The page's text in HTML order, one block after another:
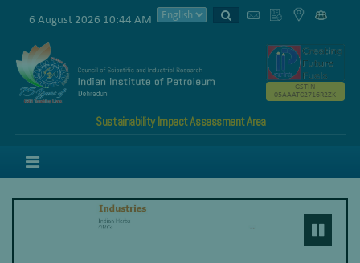
6 August 2026 10:44 AM
Sustainability Impact Assessment Area
GSTIN
05AAATC2716R2ZK